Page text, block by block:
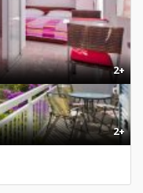
2+
2+